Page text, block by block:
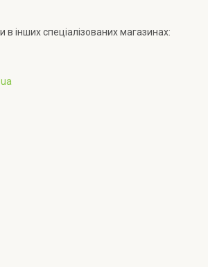
в інших спеціалізованих магазинах: